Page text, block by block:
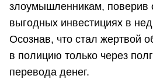
злоумышленникам,
выгодных инвестициях в
Осознав, что стал жертвой
в полицию только через
перевода денег.